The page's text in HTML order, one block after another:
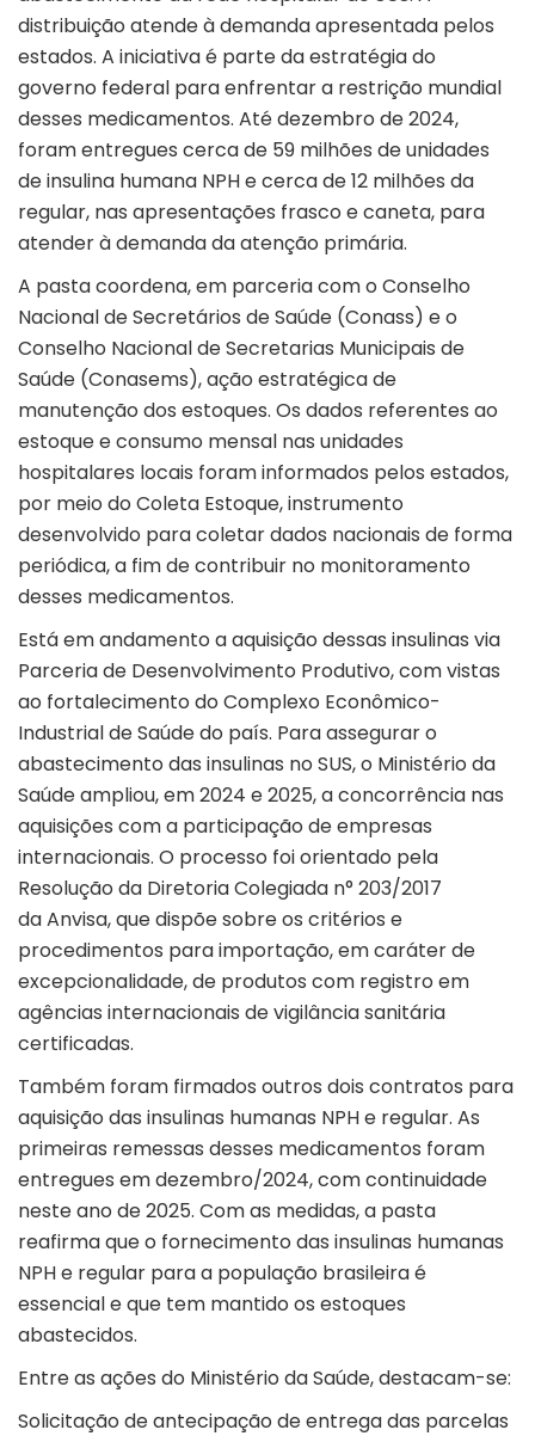
distribuição atende à demanda apresentada pelos
estados. A iniciativa é parte da estratégia do
governo federal para enfrentar a restrição mundial
desses medicamentos. Até dezembro de 2024,
foram entregues cerca de 59 milhões de unidades
de insulina humana NPH e cerca de 12 milhões da
regular, nas apresentações frasco e caneta, para
atender à demanda da atenção primária.
A pasta coordena, em parceria com o Conselho
Nacional de Secretários de Saúde (Conass) e o
Conselho Nacional de Secretarias Municipais de
Saúde (Conasems), ação estratégica de
manutenção dos estoques. Os dados referentes ao
estoque e consumo mensal nas unidades
hospitalares locais foram informados pelos estados,
por meio do Coleta Estoque, instrumento
desenvolvido para coletar dados nacionais de forma
periódica, a fim de contribuir no monitoramento
desses medicamentos.
Está em andamento a aquisição dessas insulinas via
Parceria de Desenvolvimento Produtivo, com vistas
ao fortalecimento do Complexo Econômico-
Industrial de Saúde do país. Para assegurar o
abastecimento das insulinas no SUS, o Ministério da
Saúde ampliou, em 2024 e 2025, a concorrência nas
aquisições com a participação de empresas
internacionais. O processo foi orientado pela
Resolução da Diretoria Colegiada n° 203/2017
da Anvisa, que dispõe sobre os critérios e
procedimentos para importação, em caráter de
excepcionalidade, de produtos com registro em
agências internacionais de vigilância sanitária
certificadas.
Também foram firmados outros dois contratos para
aquisição das insulinas humanas NPH e regular. As
primeiras remessas desses medicamentos foram
entregues em dezembro/2024, com continuidade
neste ano de 2025. Com as medidas, a pasta
reafirma que o fornecimento das insulinas humanas
NPH e regular para a população brasileira é
essencial e que tem mantido os estoques
abastecidos.
Entre as ações do Ministério da Saúde, destacam-se:
Solicitação de antecipação de entrega das parcelas